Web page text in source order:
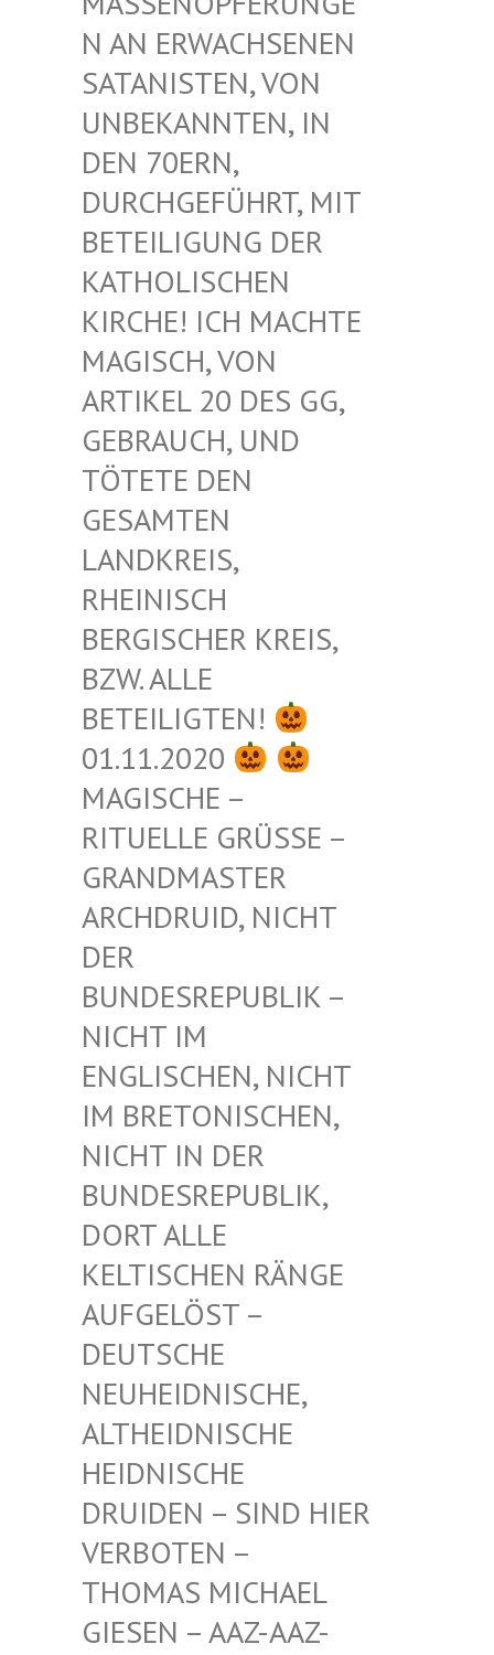
AN ERWACHSENEN S
ATANISTEN, VON U
NBEKANNTEN, IN D
EN 70ERN, D
URCHGEFÜHRT, MIT B
ETEILIGUNG DER K
ATHOLISCHEN K
IRCHE! ICH MACHTE M
AGISCH, VON A
RTIKEL 20 DES GG, G
EBRAUCH, UND T
ÖTETE DEN G
ESAMTEN L
ANDKREIS, R
HEINISCH B
ERGISCHER KREIS, B
ZW. ALLE B
ETEILIGTEN!
01.11.2020
MAGISCHE –
RITUELLE GRÜSSE – G
RANDMASTER A
RCHDRUID, NICHT D
ER B
UNDESREPUBLIK – N
ICHT IM E
NGLISCHEN, NICHT I
M BRETONISCHEN, N
ICHT IN DER B
UNDESREPUBLIK, D
ORT ALLE K
ELTISCHEN RÄNGE A
UFGELÖST – D
EUTSCHE N
EUHEIDNISCHE, A
LTHEIDNISCHE H
EIDNISCHE D
RUIDEN – SIND HIER V
ERBOTEN – T
HOMAS MICHAEL G
IESEN – AAZ-AAZ-A